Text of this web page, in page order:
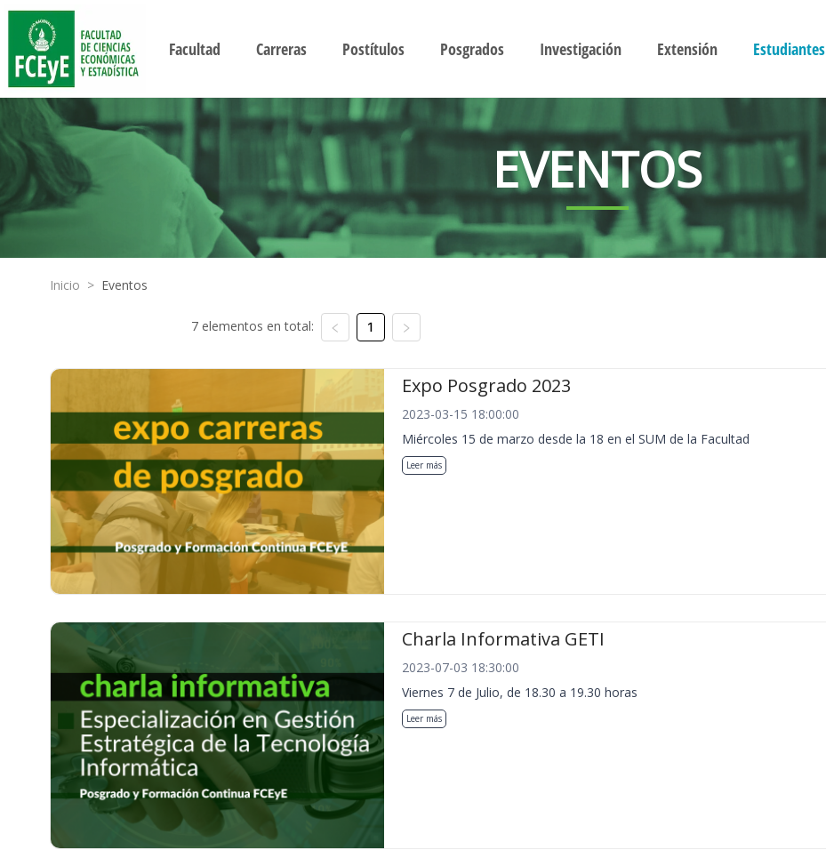
Facultad Carreras Postítulos Posgrados Investigación Extensión Estudiantes
EVENTOS
Inicio > Eventos
7 elementos en total: 1
Expo Posgrado 2023
2023-03-15 18:00:00
Miércoles 15 de marzo desde la 18 en el SUM de la Facultad
Leer más
Charla Informativa GETI
2023-07-03 18:30:00
Viernes 7 de Julio, de 18.30 a 19.30 horas
Leer más